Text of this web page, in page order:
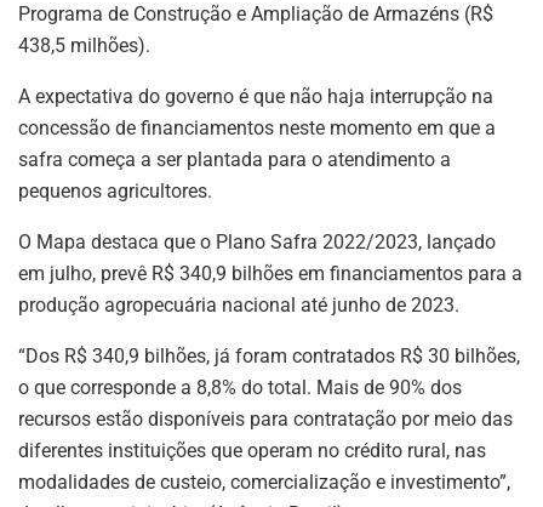
Programa de Construção e Ampliação de Armazéns (R$
438,5 milhões).
A expectativa do governo é que não haja interrupção na
concessão de financiamentos neste momento em que a
safra começa a ser plantada para o atendimento a
pequenos agricultores.
O Mapa destaca que o Plano Safra 2022/2023, lançado
em julho, prevê R$ 340,9 bilhões em financiamentos para a
produção agropecuária nacional até junho de 2023.
“Dos R$ 340,9 bilhões, já foram contratados R$ 30 bilhões,
o que corresponde a 8,8% do total. Mais de 90% dos
recursos estão disponíveis para contratação por meio das
diferentes instituições que operam no crédito rural, nas
modalidades de custeio, comercialização e investimento”,